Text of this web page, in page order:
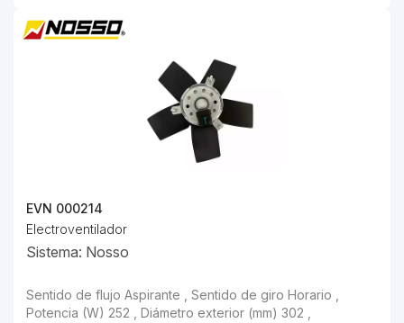
EVN 000214
Electroventilador
Sistema: Nosso
Sentido de flujo Aspirante , Sentido de giro Horario , Potencia (W) 252 , Diámetro exterior (mm) 302 ,